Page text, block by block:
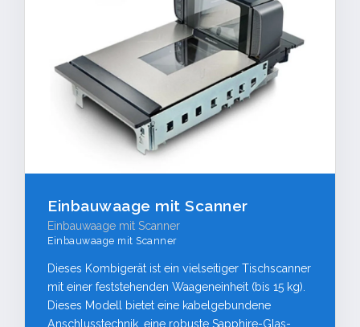
Einbauwaage mit Scanner
Einbauwaage mit Scanner
Einbauwaage mit Scanner
Dieses Kombigerät ist ein vielseitiger Tischscanner
mit einer feststehenden Waageneinheit (bis 15 kg).
Dieses Modell bietet eine kabelgebundene
Anschlusstechnik, eine robuste Sapphire-Glas-